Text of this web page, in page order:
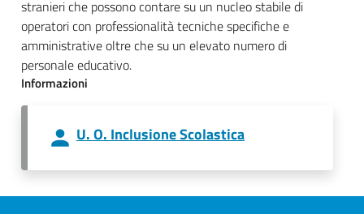
stranieri che possono contare su un nucleo stabile di
operatori con professionalità tecniche specifiche e
amministrative oltre che su un elevato numero di
personale educativo.
Informazioni
U. O. Inclusione Scolastica